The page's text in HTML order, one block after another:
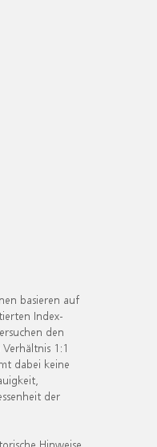
basieren auf
Index-
den
1:1
dabei keine
der